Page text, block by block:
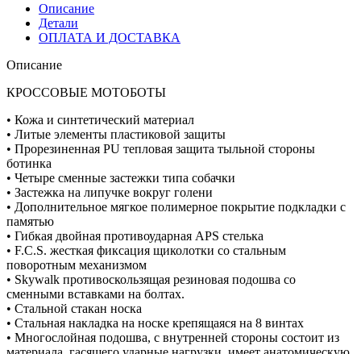
Описание
Детали
ОПЛАТА И ДОСТАВКА
Описание
КРОССОВЫЕ МОТОБОТЫ
• Кожа и синтетический материал
• Литые элементы пластиковой защиты
• Прорезиненная PU тепловая защита тыльной стороны
ботинка
• Четыре сменные застежки типа собачки
• Застежка на липучке вокруг голени
• Дополнительное мягкое полимерное покрытие подкладки с
памятью
• Гибкая двойная противоударная APS стелька
• F.C.S. жесткая фиксация щиколотки со стальным
поворотным механизмом
• Skywalk противоскользящая резиновая подошва со
сменными вставками на болтах.
• Стальной стакан носка
• Стальная накладка на носке крепящаяся на 8 винтах
• Многослойная подошва, с внутренней стороны состоит из